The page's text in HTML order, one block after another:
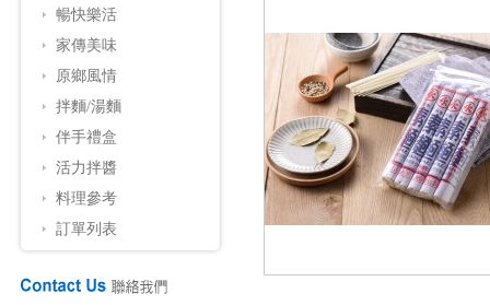
暢快樂活
家傳美味
原鄉風情
拌麵/湯麵
伴手禮盒
活力拌醬
料理參考
訂單列表